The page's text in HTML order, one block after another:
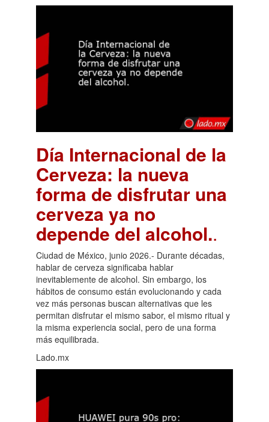
Día Internacional de la
Cerveza: la nueva
forma de disfrutar una
cerveza ya no
depende del alcohol..
Ciudad de México, junio 2026.- Durante décadas,
hablar de cerveza significaba hablar
inevitablemente de alcohol. Sin embargo, los
hábitos de consumo están evolucionando y cada
vez más personas buscan alternativas que les
permitan disfrutar el mismo sabor, el mismo ritual y
la misma experiencia social, pero de una forma
más equilibrada.
Lado.mx